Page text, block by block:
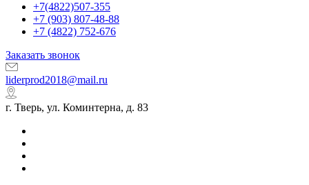
+7(4822)507-355
+7 (903) 807-48-88
+7 (4822) 752-676
Заказать звонок
liderprod2018@mail.ru
г. Тверь, ул. Коминтерна, д. 83